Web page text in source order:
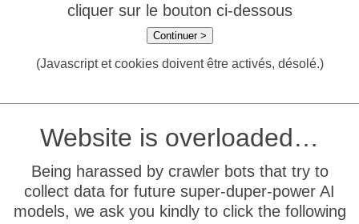
cliquer sur le bouton ci-dessous
Continuer >
(Javascript et cookies doivent être activés, désolé.)
Website is overloaded…
Being harassed by crawler bots that try to
collect data for future super-duper-power AI
models, we ask you kindly to click the following